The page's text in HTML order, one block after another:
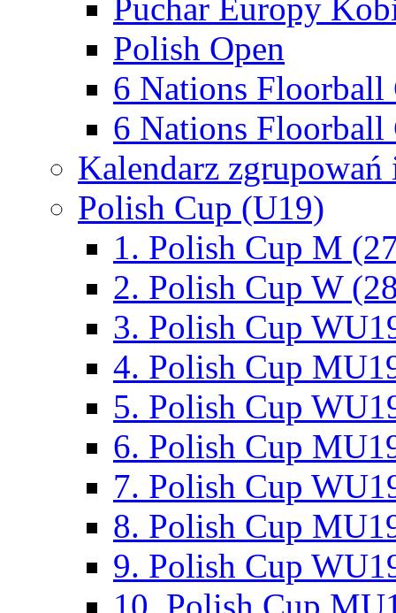
Puchar Europy
Polish Open
6 Nations Floorball
6 Nations Floorball
Kalendarz
Polish Cup (U19)
1. Polish Cup M
2. Polish Cup W
3. Polish Cup
4. Polish Cup
5. Polish Cup
6. Polish Cup
7. Polish Cup
8. Polish Cup
9. Polish Cup
10. Polish Cup